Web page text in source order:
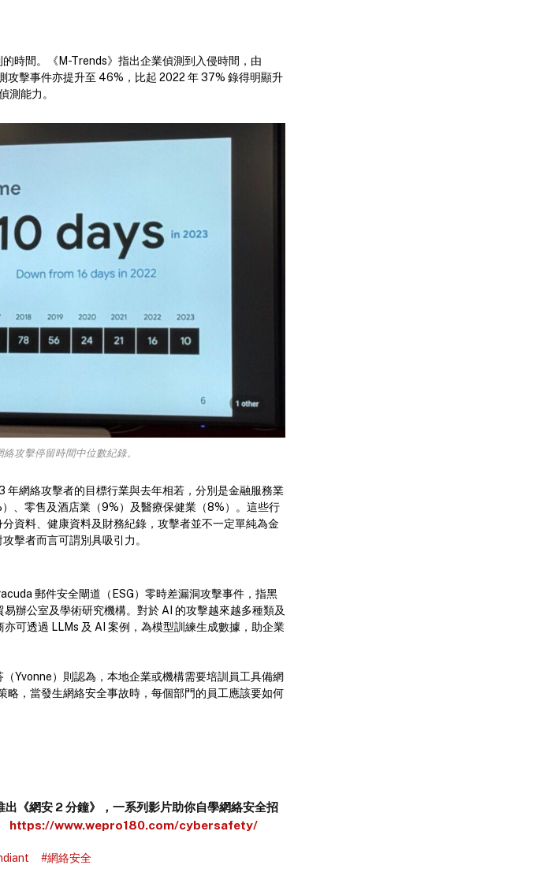
時間。《M-Trends》指出企業偵測到入侵時間，由
攻擊事件亦提升至 46%，比起 2022 年 37% 錄得明顯升
測能力。
絡攻擊停留時間中位數紀錄。
年網絡攻擊者的目標行業與去年相若，分別是金融服務業
、零售及酒店業（9%）及醫療保健業（8%）。這些行
資料、健康資料及財務紀錄，攻擊者並不一定單純為金
擊者而言可謂別具吸引力。
郵件安全閘道（ESG）零時差漏洞攻擊事件，指黑
辦公室及學術研究機構。對於 AI 的攻擊越來越多種類及
可透過 LLMs 及 AI 案例，為模型訓練生成數據，助企業
Yvonne）則認為，本地企業或機構需要培訓員工具備網
，當發生網絡安全事故時，每個部門的員工應該要如何
《網安 2 分鐘》，一系列影片助你自學網絡安全招
https://www.wepro180.com/cybersafety/
#網絡安全